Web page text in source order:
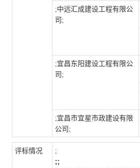
;中远汇成建设工程有限公
司;
;宜昌东阳建设工程有限公
司;
;宜昌市宜星市政建设有限
公司;
评标情况
;
;;